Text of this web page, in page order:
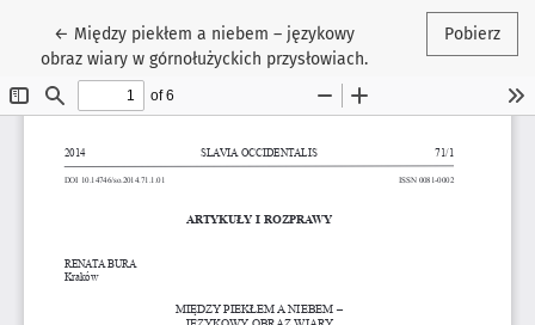
← Wróć do szczegółów artykułu
Między piekłem a niebem – językowy
obraz wiary w górnołużyckich przysłowiach.
Pobierz